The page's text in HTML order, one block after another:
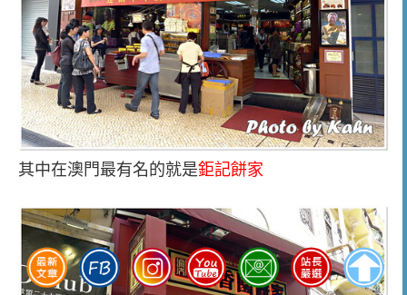
其中在澳門最有名的就是鉅記餅家